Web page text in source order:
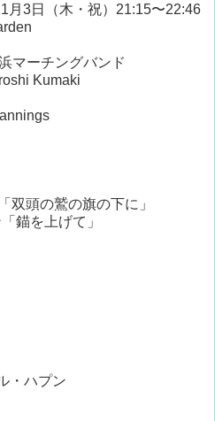
月3日（木・祝）21:15〜22:46
チングバンド
Kumaki
頭の鷲の旗の下に」
錨を上げて」
・ハプン